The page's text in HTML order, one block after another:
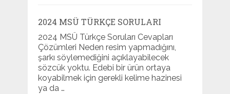
2024 MSÜ TÜRKÇE SORULARI
2024 MSÜ Türkçe Soruları Cevapları
Çözümleri Neden resim yapmadığını,
şarkı söylemediğini açıklayabilecek
sözcük yoktu. Edebi bir ürün ortaya
koyabilmek için gerekli kelime hazinesi
ya da …